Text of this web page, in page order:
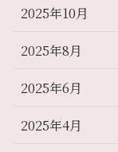
2025年10月
2025年8月
2025年6月
2025年4月